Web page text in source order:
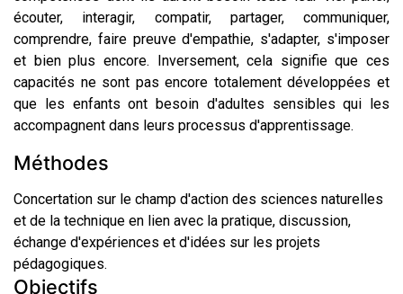
écouter, interagir, compatir, partager, communiquer,
comprendre, faire preuve d'empathie, s'adapter, s'imposer
et bien plus encore. Inversement, cela signifie que ces
capacités ne sont pas encore totalement développées et
que les enfants ont besoin d'adultes sensibles qui les
accompagnent dans leurs processus d'apprentissage.
Méthodes
Concertation sur le champ d'action des sciences naturelles
et de la technique en lien avec la pratique, discussion,
échange d'expériences et d'idées sur les projets
pédagogiques.
Objectifs